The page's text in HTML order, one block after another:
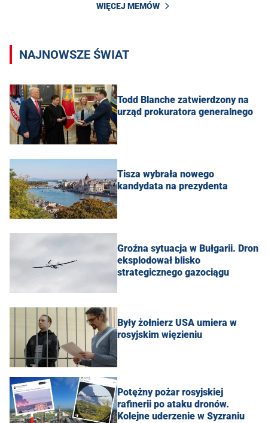
WIĘCEJ MEMÓW
NAJNOWSZE ŚWIAT
Todd Blanche zatwierdzony na
urząd prokuratora generalnego
Tisza wybrała nowego
kandydata na prezydenta
Groźna sytuacja w Bułgarii. Dron
eksplodował blisko
strategicznego gazociągu
Były żołnierz USA umiera w
rosyjskim więzieniu
Potężny pożar rosyjskiej
rafinerii po ataku dronów.
Kolejne uderzenie w Syzraniu